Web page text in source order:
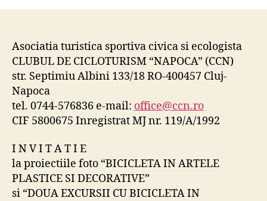
“BICICLETA
IN
ARTELE
PLASTICE
DECORATIVE”
Asociatia turistica sportiva civica si ecologista
CLUBUL DE CICLOTURISM “NAPOCA” (CCN)
str. Septimiu Albini 133/18 RO-400457 Cluj-
Napoca
tel. 0744-576836 e-mail: office@ccn.ro
CIF 5800675 Inregistrat MJ nr. 119/A/1992
I N V I T A T I E
la proiectiile foto “BICICLETA IN ARTELE
PLASTICE SI DECORATIVE”
si “DOUA EXCURSII CU BICICLETA IN